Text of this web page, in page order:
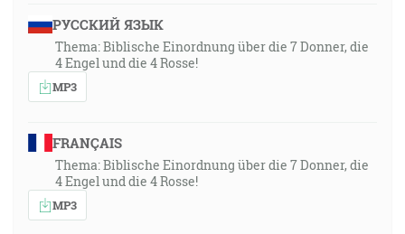
РУССКИЙ ЯЗЫК
Thema: Biblische Einordnung über die 7 Donner, die
4 Engel und die 4 Rosse!
MP3
FRANÇAIS
Thema: Biblische Einordnung über die 7 Donner, die
4 Engel und die 4 Rosse!
MP3